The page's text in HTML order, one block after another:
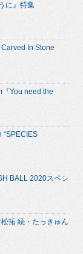
に』特集
In Stone
『You need the
“SPECIES
BALL 2020スペシ
拓 続・たっきゅん